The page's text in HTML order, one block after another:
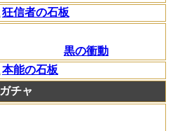
狂信者の石板
黒の衝動
本能の石板
ガチャ